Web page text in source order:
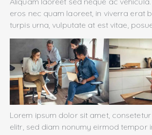
eros nec quam laoreet, in viverra erat
turpis urna, vulputate at est vitae,
Lorem ipsum dolor sit amet,
elitr, sed diam nonumy eirmod tempor